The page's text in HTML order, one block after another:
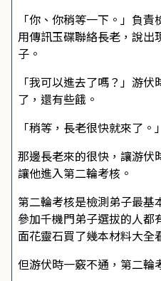
「你、你稍等一下。」負
用傳訊玉碟聯絡長老，說出
子。
「我可以進去了嗎？」游
了，還有些餓。
「稍等，長老很快就來了。」
那邊長老來的很快，讓游伏
讓他進入第二輪考核。
第二輪考核是檢測弟子最基
參加千機門弟子選拔的人都
面花靈石買了幾本材料大全
但游伏時一竅不通，第二輪